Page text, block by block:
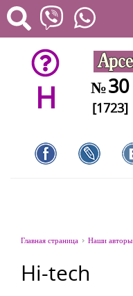
H №30
[1723]
Главная страница Наши авторы
Hi-tech